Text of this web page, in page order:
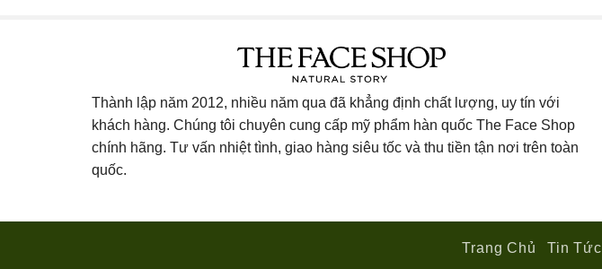
Thành lập năm 2012, nhiều năm qua đã khẳng định chất lượng, uy tín với
khách hàng. Chúng tôi chuyên cung cấp mỹ phẩm hàn quốc The Face Shop
chính hãng. Tư vấn nhiệt tình, giao hàng siêu tốc và thu tiền tận nơi trên toàn
quốc.
Trang Chủ Tin Tức